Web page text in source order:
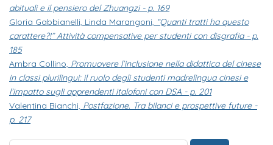
abituali e il pensiero del Zhuangzi - p. 169
Gloria Gabbianelli, Linda Marangoni, “Quanti tratti ha questo
carattere?!” Attività compensative per studenti con disgrafia - p.
185
Ambra Collino, Promuovere l’inclusione nella didattica del cinese
in classi plurilingui: il ruolo degli studenti madrelingua cinesi e
l’impatto sugli apprendenti italofoni con DSA - p. 201
Valentina Bianchi, Postfazione. Tra bilanci e prospettive future -
p. 217